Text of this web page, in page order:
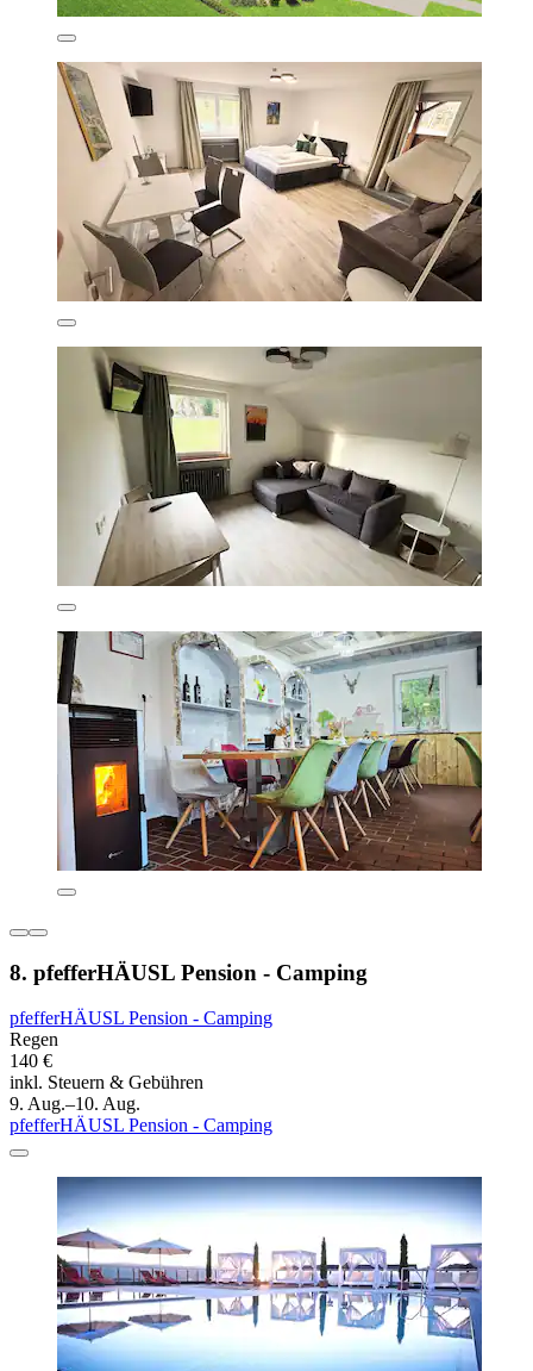
8. pfefferHÄUSL Pension - Camping
pfefferHÄUSL Pension - Camping
Regen
140 €
inkl. Steuern & Gebühren
9. Aug.–10. Aug.
pfefferHÄUSL Pension - Camping